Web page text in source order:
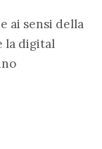
ai sensi della
la digital